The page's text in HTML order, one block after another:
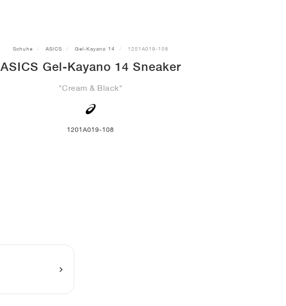
Schuhe ASICS Gel-Kayano 14 1201A019-108
ASICS Gel-Kayano 14 Sneaker
"Cream & Black"
1201A019-108